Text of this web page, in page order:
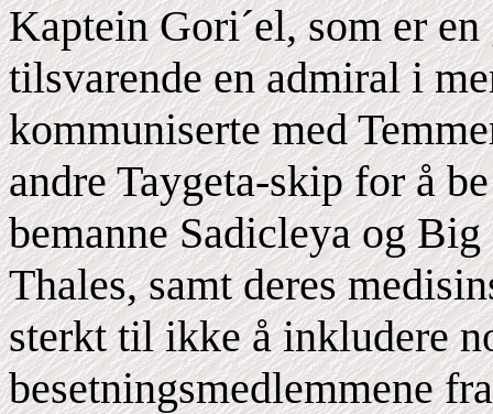
Kaptein Gori´el, som er
tilsvarende en admiral i
kommuniserte med
andre Taygeta-skip for å
bemanne Sadicleya og
Thales, samt deres
sterkt til ikke å inkludere
besetningsmedlemmene